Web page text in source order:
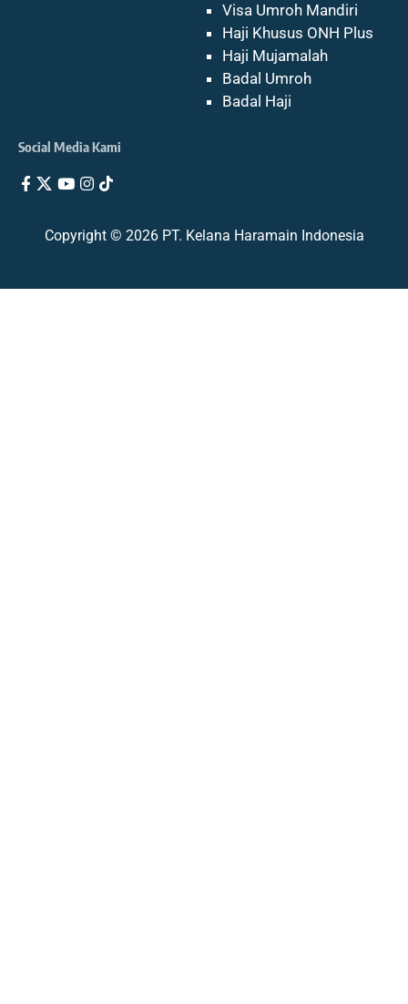
Visa Umroh Mandiri
Haji Khusus ONH Plus
Haji Mujamalah
Badal Umroh
Badal Haji
Social Media Kami
Copyright © 2026 PT. Kelana Haramain Indonesia